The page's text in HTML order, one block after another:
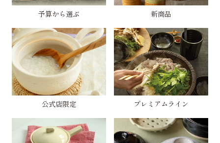
予算から選ぶ 新商品
公式店限定 プレミアムライン